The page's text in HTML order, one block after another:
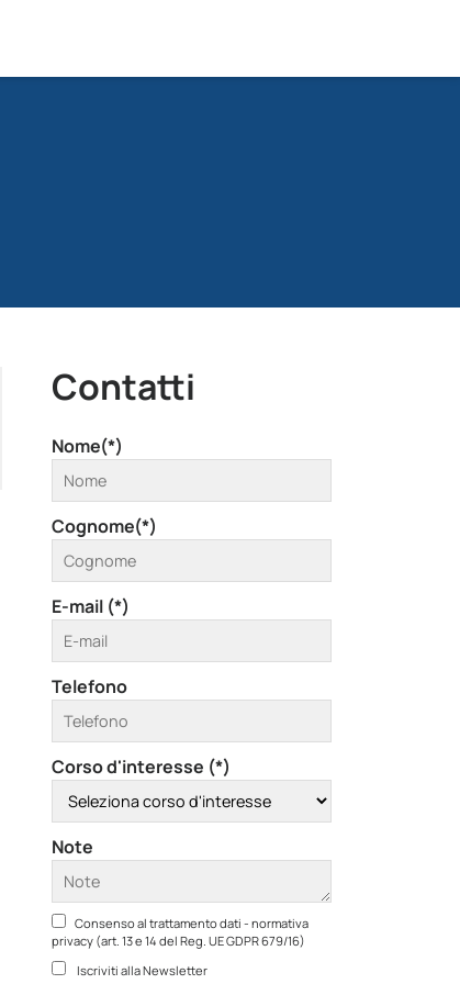
Contatti
Nome(*)
Cognome(*)
E-mail (*)
Telefono
Corso d'interesse (*)
Note
Consenso al trattamento dati - normativa
privacy (art. 13 e 14 del Reg. UE GDPR 679/16)
Iscriviti alla Newsletter